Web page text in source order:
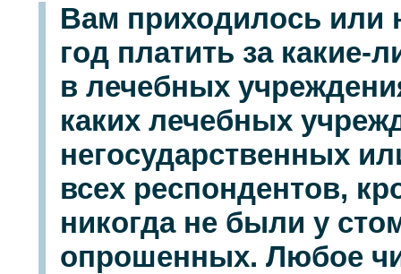
Вам приходилось или
год платить за какие-
в лечебных
каких лечебных
негосударственных
всех респондентов,
никогда не были у
опрошенных. Любое